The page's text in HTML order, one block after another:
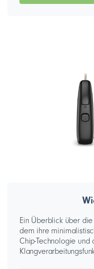
Ein Überblick über
dem ihre
Chip-Technologie und